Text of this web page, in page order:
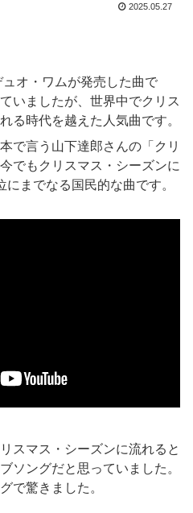
2025.05.27
オ・ワムが発売した曲で
いましたが、世界中でクリス
る時代を越えた人気曲です。
で言う山下達郎さんの「クリ
でもクリスマス・シーズンに
までなる国民的な曲です。
スマス・シーズンに流れると
ソングだと思っていました。
で驚きました。